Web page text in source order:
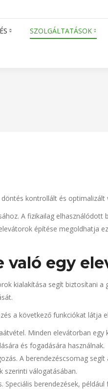
SZOLGÁLTATÁSOK
kontrollált és optimalizált
A fizikailag elhasználódott
építése megoldhatja
való egy
kialakítása segít biztosítani a
a következő funkciókat látja
Minden elevátorban
és fogadására használnak.
A berendezéscsomag
szerinti válogatásában.
Speciális berendezések,